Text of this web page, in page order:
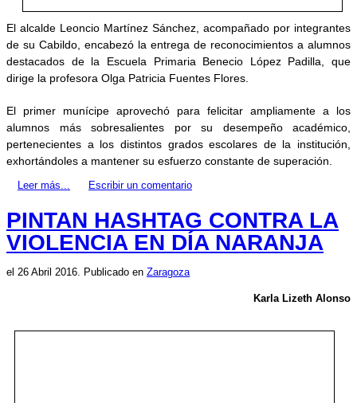
El alcalde Leoncio Martínez Sánchez, acompañado por integrantes
de su Cabildo, encabezó la entrega de reconocimientos a alumnos
destacados de la Escuela Primaria Benecio López Padilla, que
dirige la profesora Olga Patricia Fuentes Flores.
El primer munícipe aprovechó para felicitar ampliamente a los
alumnos más sobresalientes por su desempeño académico,
pertenecientes a los distintos grados escolares de la institución,
exhortándoles a mantener su esfuerzo constante de superación.
Leer más... Escribir un comentario
PINTAN HASHTAG CONTRA LA
VIOLENCIA EN DÍA NARANJA
el 26 Abril 2016. Publicado en Zaragoza
Karla Lizeth Alonso